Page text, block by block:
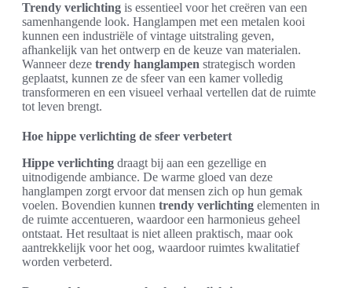
Trendy verlichting is essentieel voor het creëren van een
samenhangende look. Hanglampen met een metalen kooi
kunnen een industriële of vintage uitstraling geven,
afhankelijk van het ontwerp en de keuze van materialen.
Wanneer deze trendy hanglampen strategisch worden
geplaatst, kunnen ze de sfeer van een kamer volledig
transformeren en een visueel verhaal vertellen dat de ruimte
tot leven brengt.
Hoe hippe verlichting de sfeer verbetert
Hippe verlichting draagt bij aan een gezellige en
uitnodigende ambiance. De warme gloed van deze
hanglampen zorgt ervoor dat mensen zich op hun gemak
voelen. Bovendien kunnen trendy verlichting elementen in
de ruimte accentueren, waardoor een harmonieus geheel
ontstaat. Het resultaat is niet alleen praktisch, maar ook
aantrekkelijk voor het oog, waardoor ruimtes kwalitatief
worden verbeterd.